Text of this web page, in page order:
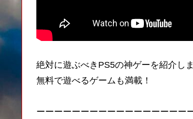
絶対に遊ぶべきPS5の神ゲーを紹介し
無料で遊べるゲームも満載！
ーーーーーーーーーーーーーーーーー